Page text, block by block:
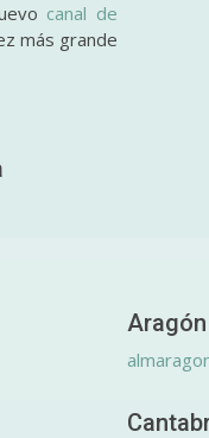
canal de
más grande
Aragón